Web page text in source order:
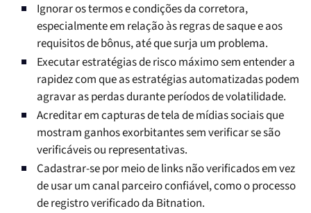
Ignorar os termos e condições da corretora,
especialmente em relação às regras de saque e aos
requisitos de bônus, até que surja um problema.
Executar estratégias de risco máximo sem entender a
rapidez com que as estratégias automatizadas podem
agravar as perdas durante períodos de volatilidade.
Acreditar em capturas de tela de mídias sociais que
mostram ganhos exorbitantes sem verificar se são
verificáveis ou representativas.
Cadastrar-se por meio de links não verificados em vez
de usar um canal parceiro confiável, como o processo
de registro verificado da Bitnation.